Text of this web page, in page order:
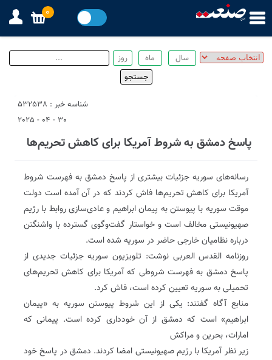
شناسه خبر : 532538
30 - 04 - 2025
پاسخ دمشق به شروط آمریکا برای کاهش تحریم‌ها
رسانه‌های سوریه جزئیات بیشتری از پاسخ دمشق به فهرست شروط
آمریکا برای کاهش تحریم‌ها فاش کردند که در آن آمده است دولت
موقت سوریه با پیوستن به پیمان ابراهیم و عادی‌سازی روابط با رژیم
صهیونیستی مخالف است و خواستار گفت‌وگوی گسترده با واشنگتن
درباره نظامیان خارجی حاضر در سوریه شده است.
روزنامه القدس العربی نوشت: تلویزیون سوریه جزئیات جدیدی از
پاسخ دمشق به فهرست شروطی که آمریکا برای کاهش تحریم‌های
تحمیلی به سوریه تعیین کرده است،‌ فاش کرد.
منابع آگاه گفتند: یکی از این شروط پیوستن سوریه به «پیمان
ابراهیم» است که دمشق از آن خودداری کرده است. پیمانی که
امارات، بحرین و مراکش
زیر نظر آمریکا با رژیم صهیونیستی امضا کردند. دمشق در پاسخ خود
0